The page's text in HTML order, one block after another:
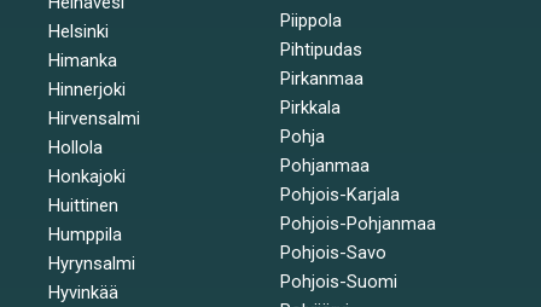
Helsinki
Himanka
Hinnerjoki
Hirvensalmi
Hollola
Honkajoki
Huittinen
Humppila
Hyrynsalmi
Hyvinkää
Piippola
Pihtipudas
Pirkanmaa
Pirkkala
Pohja
Pohjanmaa
Pohjois-Karjala
Pohjois-Pohjanmaa
Pohjois-Savo
Pohjois-Suomi